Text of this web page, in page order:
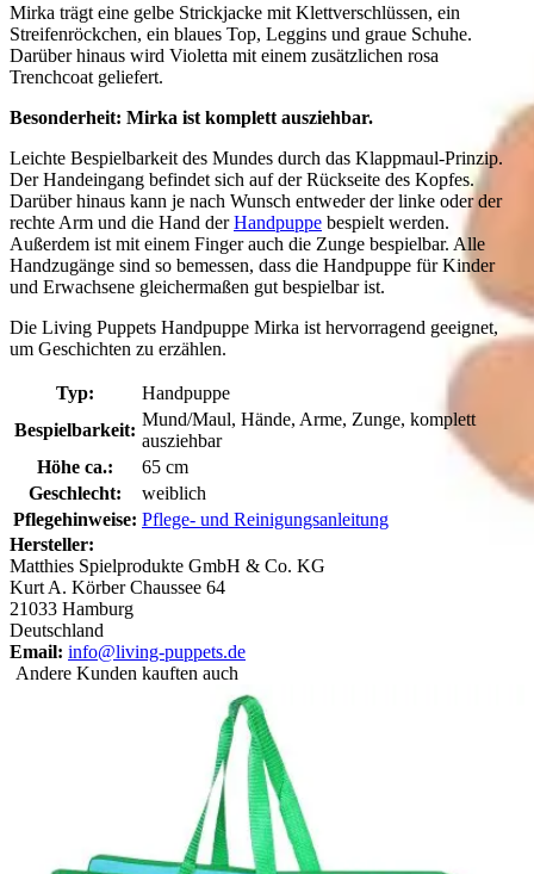
Mirka trägt eine gelbe Strickjacke mit Klettverschlüssen, ein
Streifenröckchen, ein blaues Top, Leggins und graue Schuhe.
Darüber hinaus wird Violetta mit einem zusätzlichen rosa
Trenchcoat geliefert.
Besonderheit: Mirka ist komplett ausziehbar.
Leichte Bespielbarkeit des Mundes durch das Klappmaul-Prinzip.
Der Handeingang befindet sich auf der Rückseite des Kopfes.
Darüber hinaus kann je nach Wunsch entweder der linke oder der
rechte Arm und die Hand derHandpuppe bespielt werden.
Außerdem ist mit einem Finger auch die Zunge bespielbar. Alle
Handzugänge sind so bemessen, dass die Handpuppe für Kinder
und Erwachsene gleichermaßen gut bespielbar ist.
Die Living Puppets Handpuppe Mirka ist hervorragend geeignet,
um Geschichten zu erzählen.
Typ:
Handpuppe
Bespielbarkeit:
Mund/Maul, Hände, Arme, Zunge, komplett
ausziehbar
Höhe ca.:
65 cm
Geschlecht:
weiblich
Pflegehinweise: Pflege- und Reinigungsanleitung
Hersteller:
Matthies Spielprodukte GmbH & Co. KG
Kurt A. Körber Chaussee 64
21033 Hamburg
Deutschland
Email: info@living-puppets.de
Andere Kunden kauften auch